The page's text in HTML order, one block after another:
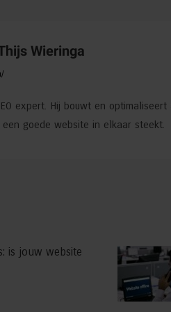
Wieringa
expert. Hij bouwt en
goede website in elkaar steekt.
is jouw website